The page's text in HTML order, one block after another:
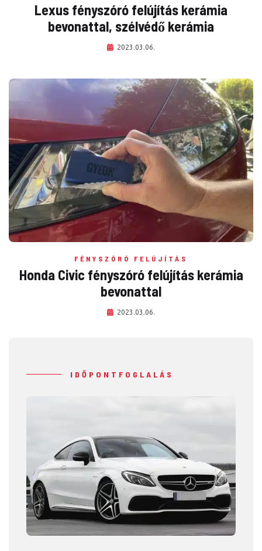
Lexus fényszóró felújítás kerámia
bevonattal, szélvédő kerámia
2023.03.06.
FÉNYSZÓRÓ FELÚJÍTÁS
Honda Civic fényszóró felújítás kerámia
bevonattal
2023.03.06.
IDŐPONTFOGLALÁS